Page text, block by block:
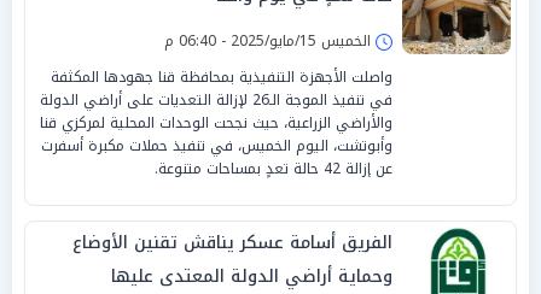
الخميس 15/مايو/2025 - 06:40 م
واصلت الأجهزة التنفيذية بمحافظة قنا جهودها المكثفة
في تنفيذ الموجة الـ26 لإزالة التعديات على أراضي الدولة
والأراضي الزراعية، حيث نجحت الوحدات المحلية لمركزي قنا
وأبوتشت، اليوم الخميس، في تنفيذ حملات مكبرة أسفرت
عن إزالة 42 حالة تعدٍ بمساحات متنوعة.
الفريق أسامة عسكر يناقش تقنين الأوضاع
وحماية أراضي الدولة المعتدى عليها